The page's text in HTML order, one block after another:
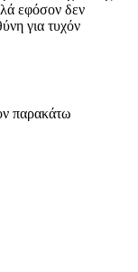
εφόσον δεν
για τυχόν
παρακάτω